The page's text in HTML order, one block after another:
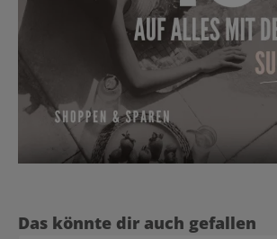
Produktgalerie überspringen
Das könnte dir auch gefallen